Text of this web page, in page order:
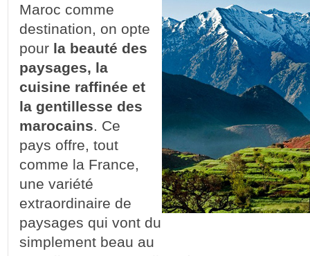
Maroc comme
destination, on opte
pour la beauté des
paysages, la
cuisine raffinée et
la gentillesse des
marocains. Ce
pays offre, tout
comme la France,
une variété
extraordinaire de
paysages qui vont du
simplement beau au